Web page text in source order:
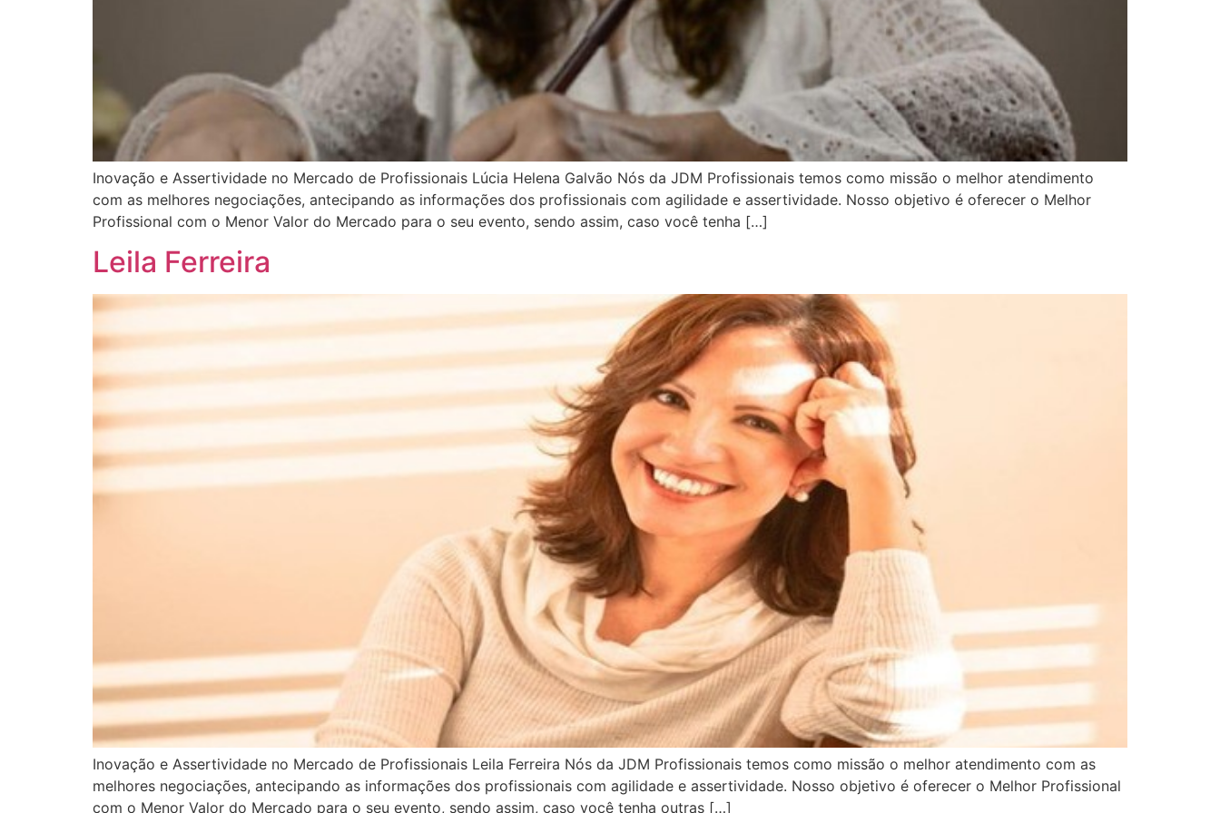
Inovação e Assertividade no Mercado de Profissionais Lúcia Helena Galvão Nós da JDM Profissionais temos como missão o melhor atendimento
com as melhores negociações, antecipando as informações dos profissionais com agilidade e assertividade. Nosso objetivo é oferecer o Melhor
Profissional com o Menor Valor do Mercado para o seu evento, sendo assim, caso você tenha […]
Leila Ferreira
Inovação e Assertividade no Mercado de Profissionais Leila Ferreira Nós da JDM Profissionais temos como missão o melhor atendimento com as
melhores negociações, antecipando as informações dos profissionais com agilidade e assertividade. Nosso objetivo é oferecer o Melhor Profissional
com o Menor Valor do Mercado para o seu evento, sendo assim, caso você tenha outras […]